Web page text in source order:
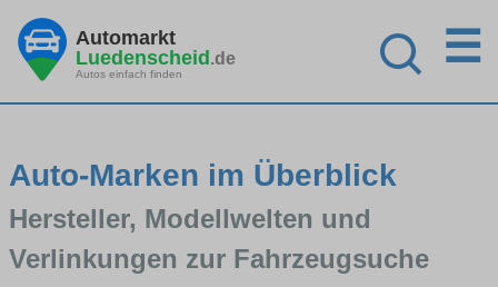
Automarkt
Luedenscheid.de
Autos einfach finden
☰
Auto-Marken im Überblick
Hersteller, Modellwelten und
Verlinkungen zur Fahrzeugsuche